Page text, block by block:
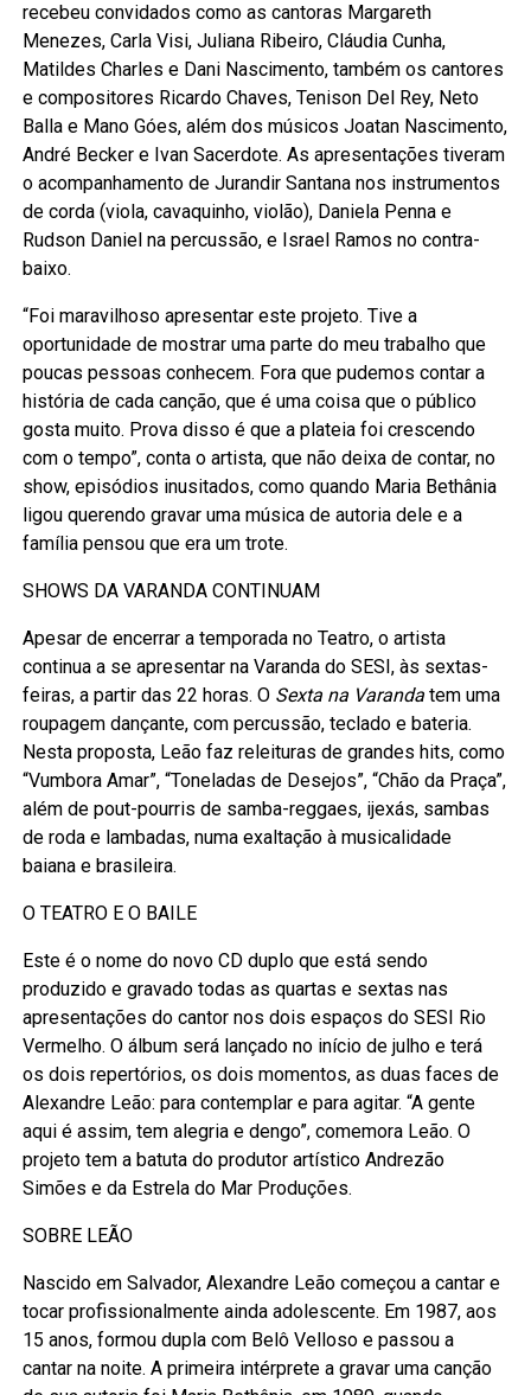
recebeu convidados como as cantoras Margareth
Menezes, Carla Visi, Juliana Ribeiro, Cláudia Cunha,
Matildes Charles e Dani Nascimento, também os cantores
e compositores Ricardo Chaves, Tenison Del Rey, Neto
Balla e Mano Góes, além dos músicos Joatan Nascimento,
André Becker e Ivan Sacerdote. As apresentações tiveram
o acompanhamento de Jurandir Santana nos instrumentos
de corda (viola, cavaquinho, violão), Daniela Penna e
Rudson Daniel na percussão, e Israel Ramos no contra-
baixo.
“Foi maravilhoso apresentar este projeto. Tive a
oportunidade de mostrar uma parte do meu trabalho que
poucas pessoas conhecem. Fora que pudemos contar a
história de cada canção, que é uma coisa que o público
gosta muito. Prova disso é que a plateia foi crescendo
com o tempo”, conta o artista, que não deixa de contar, no
show, episódios inusitados, como quando Maria Bethânia
ligou querendo gravar uma música de autoria dele e a
família pensou que era um trote.
SHOWS DA VARANDA CONTINUAM
Apesar de encerrar a temporada no Teatro, o artista
continua a se apresentar na Varanda do SESI, às sextas-
feiras, a partir das 22 horas. O Sexta na Varanda tem uma
roupagem dançante, com percussão, teclado e bateria.
Nesta proposta, Leão faz releituras de grandes hits, como
“Vumbora Amar”, “Toneladas de Desejos”, “Chão da Praça”,
além de pout-pourris de samba-reggaes, ijexás, sambas
de roda e lambadas, numa exaltação à musicalidade
baiana e brasileira.
O TEATRO E O BAILE
Este é o nome do novo CD duplo que está sendo
produzido e gravado todas as quartas e sextas nas
apresentações do cantor nos dois espaços do SESI Rio
Vermelho. O álbum será lançado no início de julho e terá
os dois repertórios, os dois momentos, as duas faces de
Alexandre Leão: para contemplar e para agitar. “A gente
aqui é assim, tem alegria e dengo”, comemora Leão. O
projeto tem a batuta do produtor artístico Andrezão
Simões e da Estrela do Mar Produções.
SOBRE LEÃO
Nascido em Salvador, Alexandre Leão começou a cantar e
tocar profissionalmente ainda adolescente. Em 1987, aos
15 anos, formou dupla com Belô Velloso e passou a
cantar na noite. A primeira intérprete a gravar uma canção